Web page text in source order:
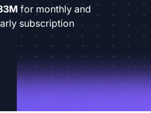
for monthly and
subscription